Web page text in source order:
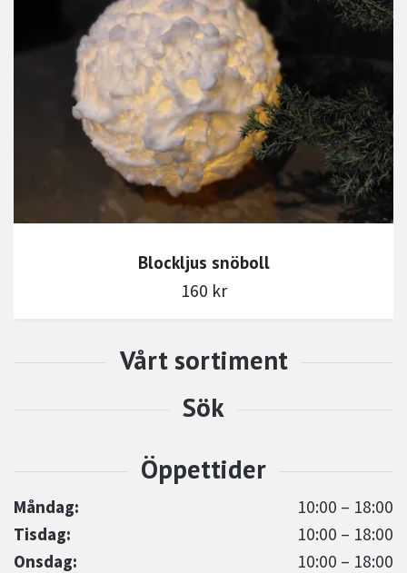
Måndag:
10:00 – 18:00
Tisdag:
10:00 – 18:00
Onsdag:
10:00 – 18:00
Blockljus snöboll
160 kr